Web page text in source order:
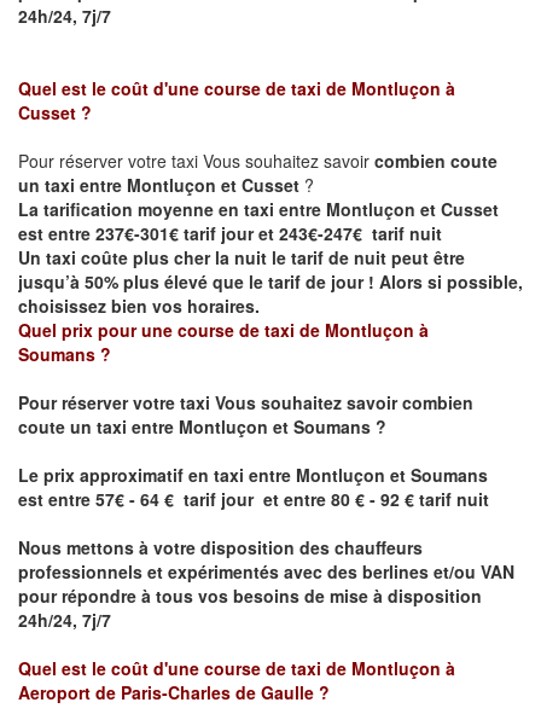
24h/24, 7j/7
Quel est le coût d'une course de taxi de Montluçon à
Cusset ?
Pour réserver votre taxi Vous souhaitez savoir combien coute
un taxi entre Montluçon et Cusset ?
La tarification moyenne en taxi entre Montluçon et Cusset
est entre 237€-301€ tarif jour et 243€-247€ tarif nuit
Un taxi coûte plus cher la nuit le tarif de nuit peut être
jusqu’à 50% plus élevé que le tarif de jour ! Alors si possible,
choisissez bien vos horaires.
Quel prix pour une course de taxi de Montluçon à
Soumans ?
Pour réserver votre taxi Vous souhaitez savoircombien
coute un taxi entre Montluçon et Soumans ?
Le prix approximatif en taxi entre Montluçon et Soumans
est entre 57€ - 64 € tarif jour et entre 80 € - 92 € tarif nuit
Nous mettons à votre disposition des chauffeurs
professionnels et expérimentés avec des berlines et/ou VAN
pour répondre à tous vos besoins de mise à disposition
24h/24, 7j/7
Quel est le coût d'une course de taxi de Montluçon à
Aeroport de Paris-Charles de Gaulle ?